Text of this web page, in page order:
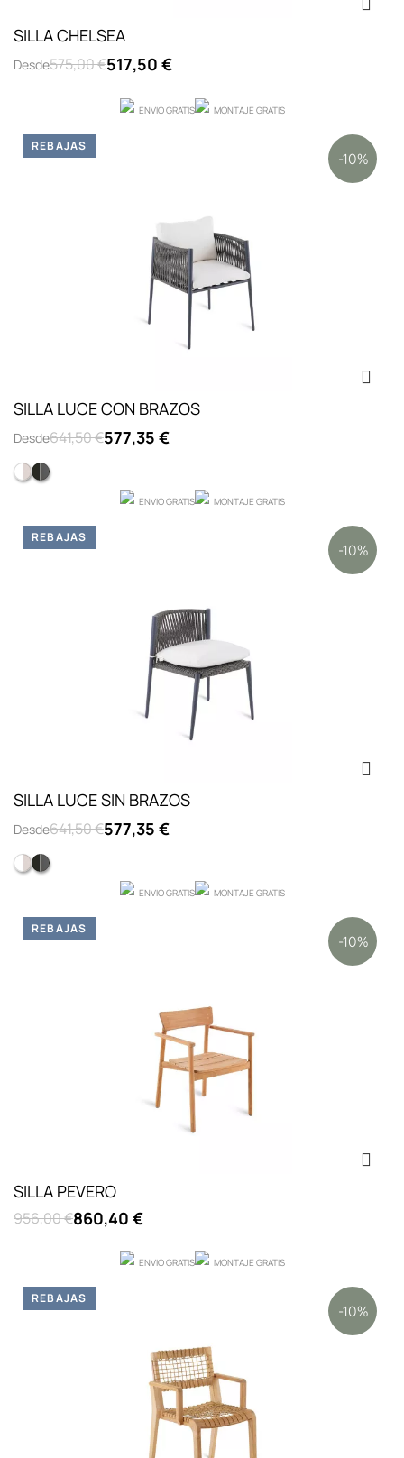
SILLA CHELSEA
Desde575,00 €517,50 €
ENVIO GRATIS MONTAJE GRATIS
SILLA LUCE CON BRAZOS
Desde641,50 €577,35 €
BLANCO
NEGRO
ENVIO GRATIS MONTAJE GRATIS
-10%
REBAJAS
SILLA LUCE SIN BRAZOS
Desde641,50 €577,35 €
BLANCO
NEGRO
ENVIO GRATIS MONTAJE GRATIS
-10%
REBAJAS
SILLA PEVERO
956,00 €860,40 €
ENVIO GRATIS MONTAJE GRATIS
-10%
REBAJAS
-10%
REBAJAS